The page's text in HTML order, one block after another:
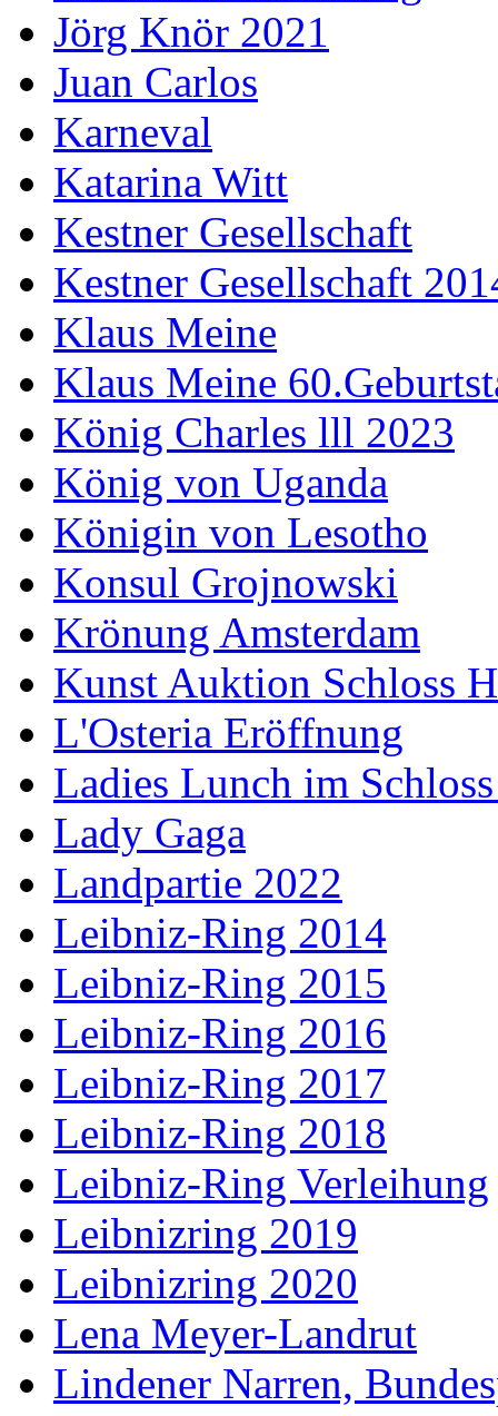
Jörg Knör 2021
Juan Carlos
Karneval
Katarina Witt
Kestner Gesellschaft
Kestner Gesellschaft
Klaus Meine
Klaus Meine
König Charles lll 2023
König von Uganda
Königin von Lesotho
Konsul Grojnowski
Krönung Amsterdam
Kunst Auktion Schloss
L'Osteria Eröffnung
Ladies Lunch im
Lady Gaga
Landpartie 2022
Leibniz-Ring 2014
Leibniz-Ring 2015
Leibniz-Ring 2016
Leibniz-Ring 2017
Leibniz-Ring 2018
Leibniz-Ring Verleihung
Leibnizring 2019
Leibnizring 2020
Lena Meyer-Landrut
Lindener Narren,